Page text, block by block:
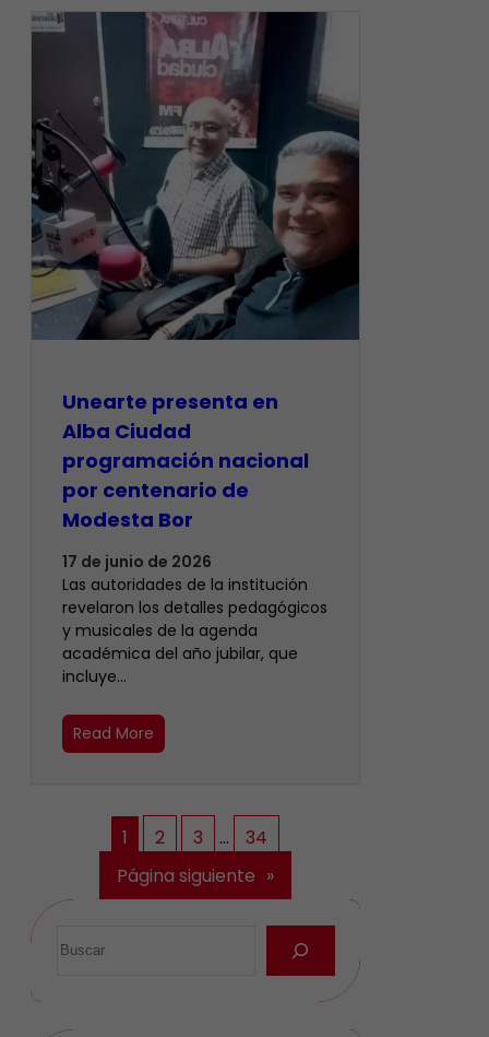
​Unearte presenta en
Alba Ciudad
programación nacional
por centenario de
Modesta Bor
17 de junio de 2026
Las autoridades de la institución
revelaron los detalles pedagógicos
y musicales de la agenda
académica del año jubilar, que
incluye…
Read More
1 2 3 …
34
Página siguiente »